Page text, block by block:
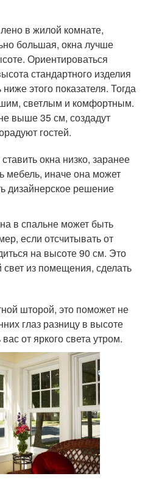
в жилой комнате,
большая, окна лучше
Ориентироваться
стандартного изделия
этого показателя. Тогда
светлым и комфортным.
выше 35 см, создадут
гостей.
окна низко, заранее
мебель, иначе она может
дизайнерское решение
в спальне может быть
если отсчитывать от
на высоте 90 см. Это
из помещения, сделать
шторой, это поможет не
глаз разницу в высоте
от яркого света утром.